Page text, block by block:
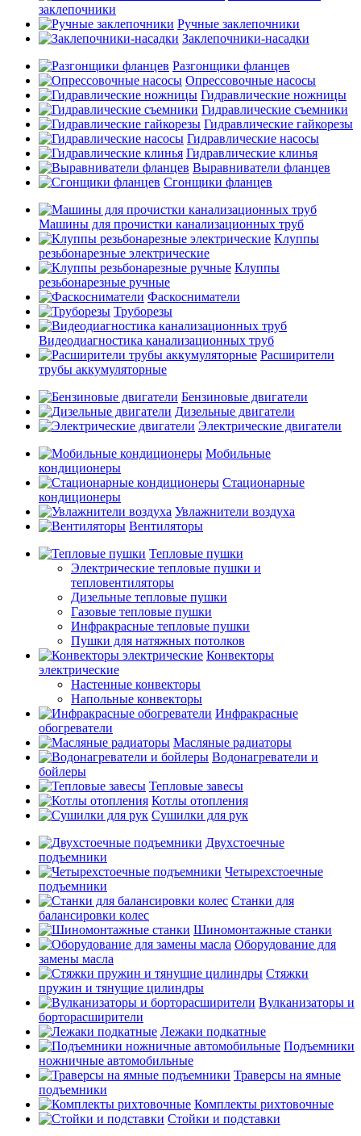
заклепочники
Ручные заклепочники
Заклепочники-насадки
Разгонщики фланцев
Опрессовочные насосы
Гидравлические ножницы
Гидравлические съемники
Гидравлические гайкорезы
Гидравлические насосы
Гидравлические клинья
Выравниватели фланцев
Сгонщики фланцев
Машины для прочистки канализационных труб
Клуппы
резьбонарезные электрические
Клуппы
резьбонарезные ручные
Фаскосниматели
Труборезы
Видеодиагностика канализационных труб
Расширители
трубы аккумуляторные
Бензиновые двигатели
Дизельные двигатели
Электрические двигатели
Мобильные
кондиционеры
Стационарные
кондиционеры
Увлажнители воздуха
Вентиляторы
Тепловые пушки
Электрические тепловые пушки и
тепловентиляторы
Дизельные тепловые пушки
Газовые тепловые пушки
Инфракрасные тепловые пушки
Пушки для натяжных потолков
Конвекторы
электрические
Настенные конвекторы
Напольные конвекторы
Инфракрасные
обогреватели
Масляные радиаторы
Водонагреватели и
бойлеры
Тепловые завесы
Котлы отопления
Сушилки для рук
Двухстоечные
подъемники
Четырехстоечные
подъемники
Станки для
балансировки колес
Шиномонтажные станки
Оборудование для
замены масла
Стяжки
пружин и тянущие цилиндры
Вулканизаторы и
борторасширители
Лежаки подкатные
Подъемники
ножничные автомобильные
Траверсы на ямные
подъемники
Комплекты рихтовочные
Стойки и подставки